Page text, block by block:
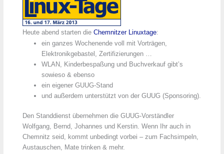
Heute abend starten dieChemnitzer Linuxtage:
ein ganzes Wochenende voll mit Vorträgen,
Elektronikgebastel, Zertifizierungen …
WLAN, Kinderbespaßung und Buchverkauf gibt’s
sowieso & ebenso
ein eigener GUUG-Stand
und außerdem unterstützt von der GUUG (Sponsoring).
Den Standdienst übernehmen die GUUG-Vorständler
Wolfgang, Bernd, Johannes und Kerstin. Wenn Ihr auch in
Chemnitz seid, kommt unbedingt vorbei – zum Fachsimpeln,
Austauschen, Mate trinken & mehr.